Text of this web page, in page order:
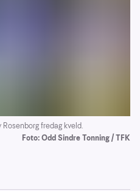
fredag kveld.
Foto: Odd Sindre Tonning / TFK